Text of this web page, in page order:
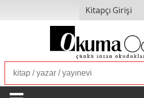
Kitapçı Girişi